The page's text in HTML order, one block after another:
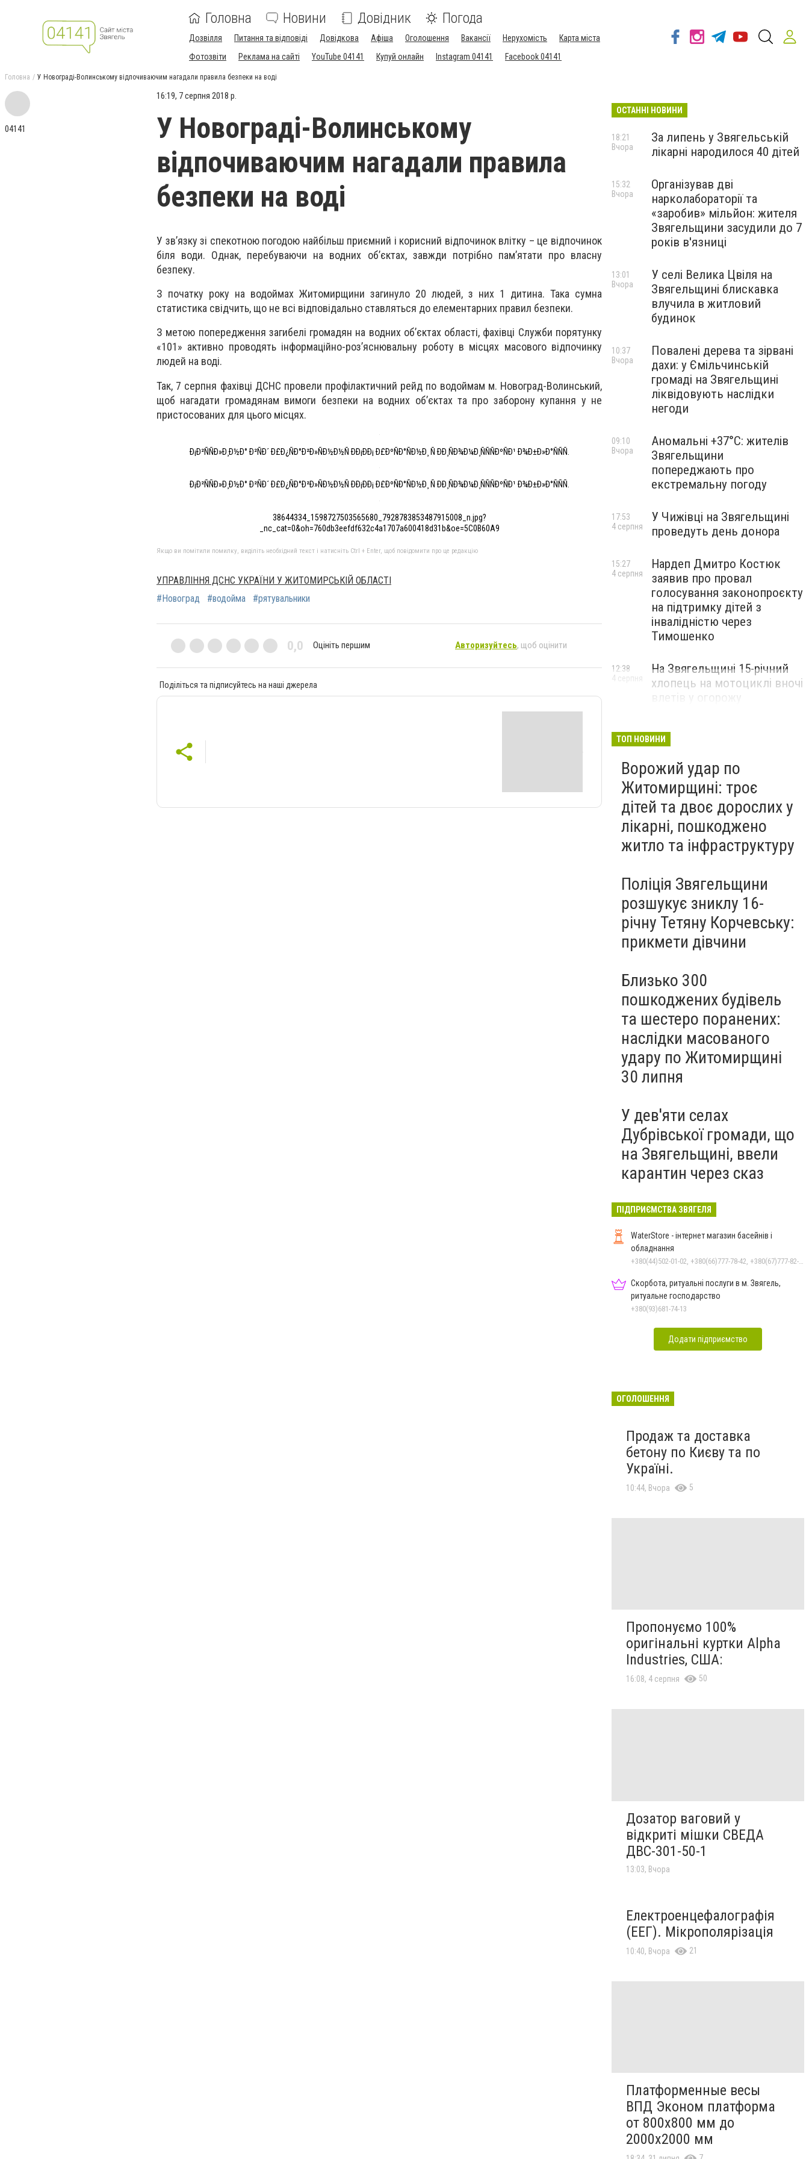
Головна Новини Довідник Погода
Дозвілля Питання та відповіді Довідкова Афіша Оголошення Вакансії Нерухомість
Карта міста
Фотозвіти
Реклама на сайті YouTube 04141 Купуй онлайн Instagram 04141 Facebook 04141
Головна У Новограді-Волинському відпочиваючим нагадали правила безпеки на воді
04141
16:19, 7 серпня 2018 р.
У Новограді-Волинському
відпочиваючим нагадали правила
безпеки на воді
У зв’язку зі спекотною погодою найбільш приємний і корисний відпочинок влітку – це відпочинок
біля води. Однак, перебуваючи на водних об’єктах, завжди потрібно пам’ятати про власну
безпеку.
З початку року на водоймах Житомирщини загинуло 20 людей, з них 1 дитина. Така сумна
статистика свідчить, що не всі відповідально ставляться до елементарних правил безпеки.
З метою попередження загибелі громадян на водних об’єктах області, фахівці Служби порятунку
«101» активно проводять інформаційно-роз’яснювальну роботу в місцях масового відпочинку
людей на воді.
Так, 7 серпня фахівці ДСНС провели профілактичний рейд по водоймам м. Новоград-Волинський,
щоб нагадати громадянам вимоги безпеки на водних об’єктах та про заборону купання у не
пристосованих для цього місцях.
Ð¡Ð²ÑÑÐ»Ð¸Ð½Ð° Ð²ÑÐ´ Ð£Ð¿ÑÐ°Ð²Ð»ÑÐ½Ð½Ñ ÐÐ¡ÐÐ¡ Ð£ÐºÑÐ°ÑÐ½Ð¸ Ñ ÐÐ¸ÑÐ¾Ð¼Ð¸ÑÑÑÐºÑÐ¹ Ð¾Ð±Ð»Ð°ÑÑÑ.
Ð¡Ð²ÑÑÐ»Ð¸Ð½Ð° Ð²ÑÐ´ Ð£Ð¿ÑÐ°Ð²Ð»ÑÐ½Ð½Ñ ÐÐ¡ÐÐ¡ Ð£ÐºÑÐ°ÑÐ½Ð¸ Ñ ÐÐ¸ÑÐ¾Ð¼Ð¸ÑÑÑÐºÑÐ¹ Ð¾Ð±Ð»Ð°ÑÑÑ.
38644334_1598727503565680_7928783853487915008_n.jpg?
_nc_cat=0&oh=760db3eefdf632c4a1707a600418d31b&oe=5C0B60A9
Якщо ви помітили помилку, виділіть необхідний текст і натисніть Ctrl + Enter, щоб повідомити про це редакцію
УПРАВЛІННЯ ДСНС УКРАЇНИ У ЖИТОМИРСЬКІЙ ОБЛАСТІ
#Новоград
#водойма #рятувальники
0,0 Оцініть першим Авторизуйтесь, щоб оцінити
Поділіться та підписуйтесь на наші джерела
ОСТАННІ НОВИНИ
За липень у Звягельській
лікарні народилося 40 дітей
18:21
Вчора
Організував дві
нарколабораторії та
«заробив» мільйон: жителя
Звягельщини засудили до 7
років в'язниці
15:32
Вчора
У селі Велика Цвіля на
Звягельщині блискавка
влучила в житловий
будинок
13:01
Вчора
Повалені дерева та зірвані
дахи: у Ємільчинській
громаді на Звягельщині
ліквідовують наслідки
негоди
10:37
Вчора
Аномальні +37°C: жителів
Звягельщини
попереджають про
екстремальну погоду
09:10
Вчора
У Чижівці на Звягельщині
проведуть день донора
17:53
4 серпня
Нардеп Дмитро Костюк
заявив про провал
голосування законопроєкту
на підтримку дітей з
інвалідністю через
Тимошенко
15:27
4 серпня
На Звягельщині 15-річний
хлопець на мотоциклі вночі
12:38
4 серпня
ТОП НОВИНИ
Ворожий удар по
Житомирщині: троє
дітей та двоє дорослих у
лікарні, пошкоджено
житло та інфраструктуру
Поліція Звягельщини
розшукує зниклу 16-
річну Тетяну Корчевську:
прикмети дівчини
Близько 300
пошкоджених будівель
та шестеро поранених:
наслідки масованого
удару по Житомирщині
30 липня
У дев'яти селах
Дубрівської громади, що
на Звягельщині, ввели
карантин через сказ
ПІДПРИЄМСТВА ЗВЯГЕЛЯ
WaterStore - інтернет магазин басейнів і
обладнання
+380(44)502-01-02, +380(66)777-78-42, +380(67)777-82-19, +380(67)890-80-80, +380(73)890-80-80, +380(44)502-01-03
Скорбота, ритуальні послуги в м. Звягель,
ритуальне господарство
+380(93)681-74-13
Додати підприємство
ОГОЛОШЕННЯ
Продаж та доставка
бетону по Києву та по
Україні.
10:44, Вчора 5
Пропонуємо 100%
оригінальні куртки Alpha
Industries, США:
16:08, 4 серпня 50
Дозатор ваговий у
відкриті мішки СВЕДА
ДВС-301-50-1
13:03, Вчора
Електроенцефалографія
(ЕЕГ). Мікрополярізація
10:40, Вчора 21
Платформенные весы
ВПД Эконом платформа
от 800х800 мм до
2000х2000 мм